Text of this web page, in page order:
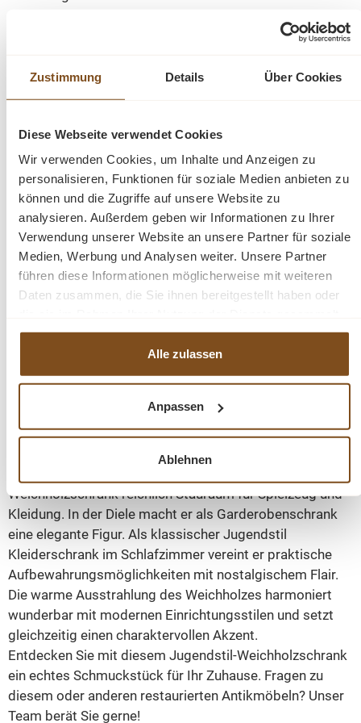
Zustimmung Details Über Cookies
Diese Webseite verwendet Cookies
Wir verwenden Cookies, um Inhalte und Anzeigen zu
personalisieren, Funktionen für soziale Medien anbieten zu
können und die Zugriffe auf unsere Website zu
analysieren. Außerdem geben wir Informationen zu Ihrer
Verwendung unserer Website an unsere Partner für soziale
Medien, Werbung und Analysen weiter. Unsere Partner
führen diese Informationen möglicherweise mit weiteren
Daten zusammen, die Sie ihnen bereitgestellt haben oder
haben.
Alle zulassen
Anpassen
Ablehnen
Gebrauchsspuren verleihen diesem Jugendstil-Möbel
Weichholzschrank, der Generationen überdauert hat und
Sie noch ein Leben lang begleiten wird!
Praktische Details und Maße des
Weichholzschranks
172 cm (Höhe) x 106 cm (Breite) x 55 cm
(Tiefe)
Material: Hochwertiges Weichholz in antikbrauner
Färbung
Ausstattung:Funktionaler Innenausbau mit
mehreren Einlegeböden
(Art Nouveau)
Massives Einzelstück, nicht zerlegbar
Zustand:Professionell restauriert und sofort
Vielseitiges Einrichtungsstück für jeden Wohnbereich
passt hervorragend in
Weichholzschrank reichlich Stauraum für Spielzeug und
Kleidung. In der Diele macht er als Garderobenschrank
eine elegante Figur. Als klassischer Jugendstil
Kleiderschrank im Schlafzimmer vereint er praktische
Aufbewahrungsmöglichkeiten mit nostalgischem Flair.
Die warme Ausstrahlung des Weichholzes harmoniert
wunderbar mit modernen Einrichtungsstilen und setzt
gleichzeitig einen charaktervollen Akzent.
Entdecken Sie mit diesem Jugendstil-Weichholzschrank
ein echtes Schmuckstück für Ihr Zuhause. Fragen zu
diesem oder anderen restaurierten Antikmöbeln? Unser
Team berät Sie gerne!